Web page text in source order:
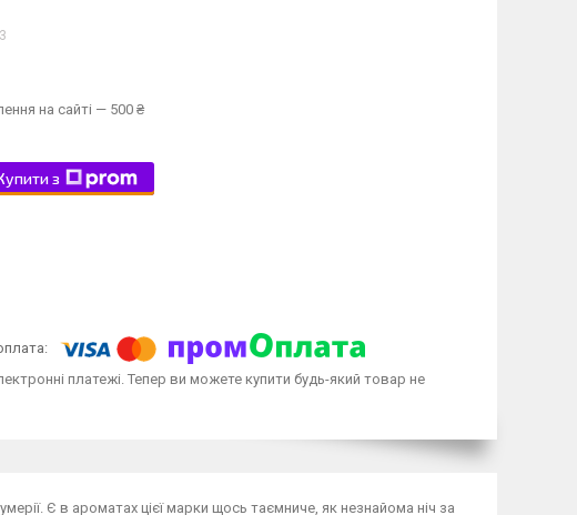
на сайті — 500 ₴
з
платежі. Тепер ви можете купити будь-який товар не
Є в ароматах цієї марки щось таємниче, як незнайома ніч за